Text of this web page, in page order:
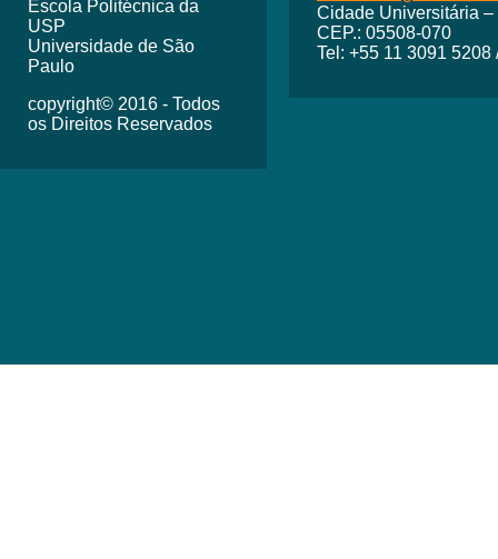
Escola Politécnica da
USP
Universidade de São
Paulo
copyright© 2016 - Todos
os Direitos Reservados
Cidade Universitária
CEP.: 05508-070
Tel: +55 11 3091